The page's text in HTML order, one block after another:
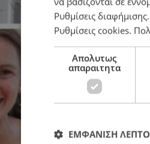
Ρυθμίσεις διαφήμισης
Ρυθμίσεις cookies.
Απολυτως
απαραιτητα
ΕΜΦΑΝΙΣΗ